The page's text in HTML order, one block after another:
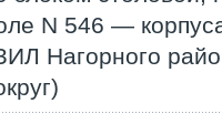
N 546 —
Нагорного